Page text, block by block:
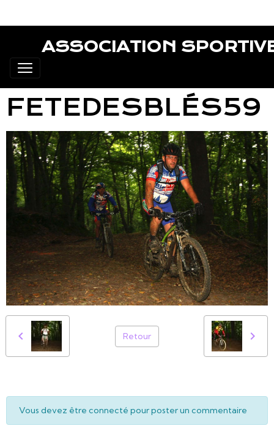
ASSOCIATION
FETEDESBLÉS59
Retour
Vous devez être connecté pour poster un commentaire